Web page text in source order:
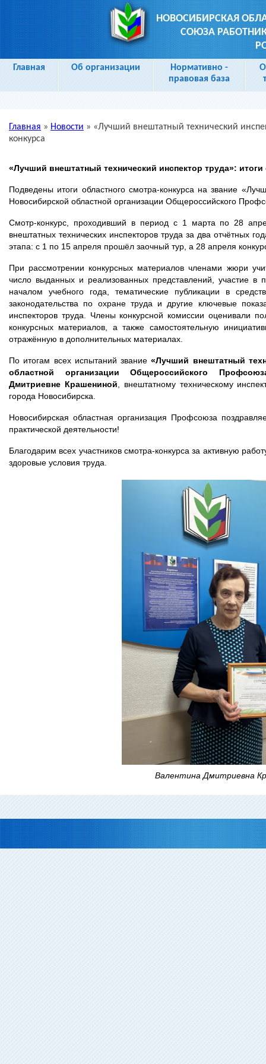
НОВОСИБИРСКАЯ
СОЮЗА
Главная Об организации
Нормативно -
правовая база
Вы здесь
Главная » Новости » «Лучший внештатный технический
конкурса
«Лучший внештатный технический инспектор труда»:
Подведены итоги областного смотра-конкурса на звание
Новосибирской областной организации Общероссийского
Смотр-конкурс, проходивший в период с 1 марта по 28
внештатных технических инспекторов труда за два отчётных
этапа: с 1 по 15 апреля прошёл заочный тур, а 28 апреля
При рассмотрении конкурсных материалов членами жюри
число выданных и реализованных представлений, участие в
началом учебного года, тематические публикации в
законодательства по охране труда и другие ключевые
инспекторов труда. Члены конкурсной комиссии оценивали
конкурсных материалов, а также самостоятельную
отражённую в дополнительных материалах.
По итогам всех испытаний звание«Лучший внештатный
областной организации Общероссийского
Дмитриевне Крашениной
внештатному техническому
города Новосибирска.
Новосибирская областная организация Профсоюза
практической деятельности!
Благодарим всех участников смотра-конкурса за активную
здоровые условия труда.
Валентина Дмитриевна